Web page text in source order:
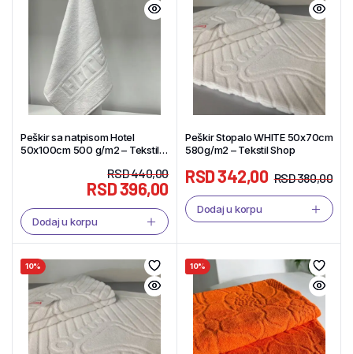
Peškir sa natpisom Hotel
50x100cm 500 g/m2 – Tekstil
RSD440,00
RSD396,00
Dodaj u korpu
Peškir Stopalo WHITE 50x70cm
580g/m2 – Tekstil Shop
RSD380,00
RSD342,00
Dodaj u korpu
10% 10%